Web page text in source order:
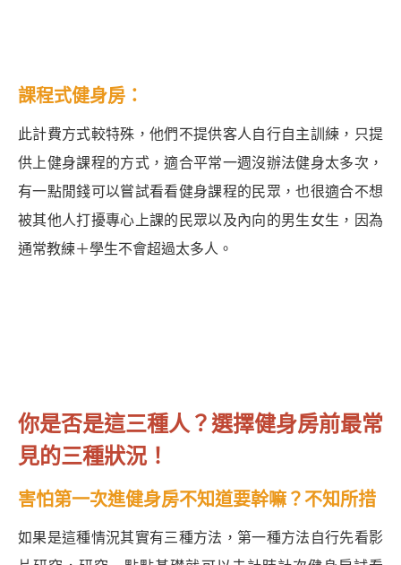
課程式健身房：
此計費方式較特殊，他們不提供客人自行自主訓練，只提
供上健身課程的方式，適合平常一週沒辦法健身太多次，
有一點閒錢可以嘗試看看健身課程的民眾，也很適合不想
被其他人打擾專心上課的民眾以及內向的男生女生，因為
通常教練＋學生不會超過太多人。
你是否是這三種人？選擇健身房前最常
見的三種狀況！
害怕第一次進健身房不知道要幹嘛？不知所措
如果是這種情況其實有三種方法，第一種方法自行先看影